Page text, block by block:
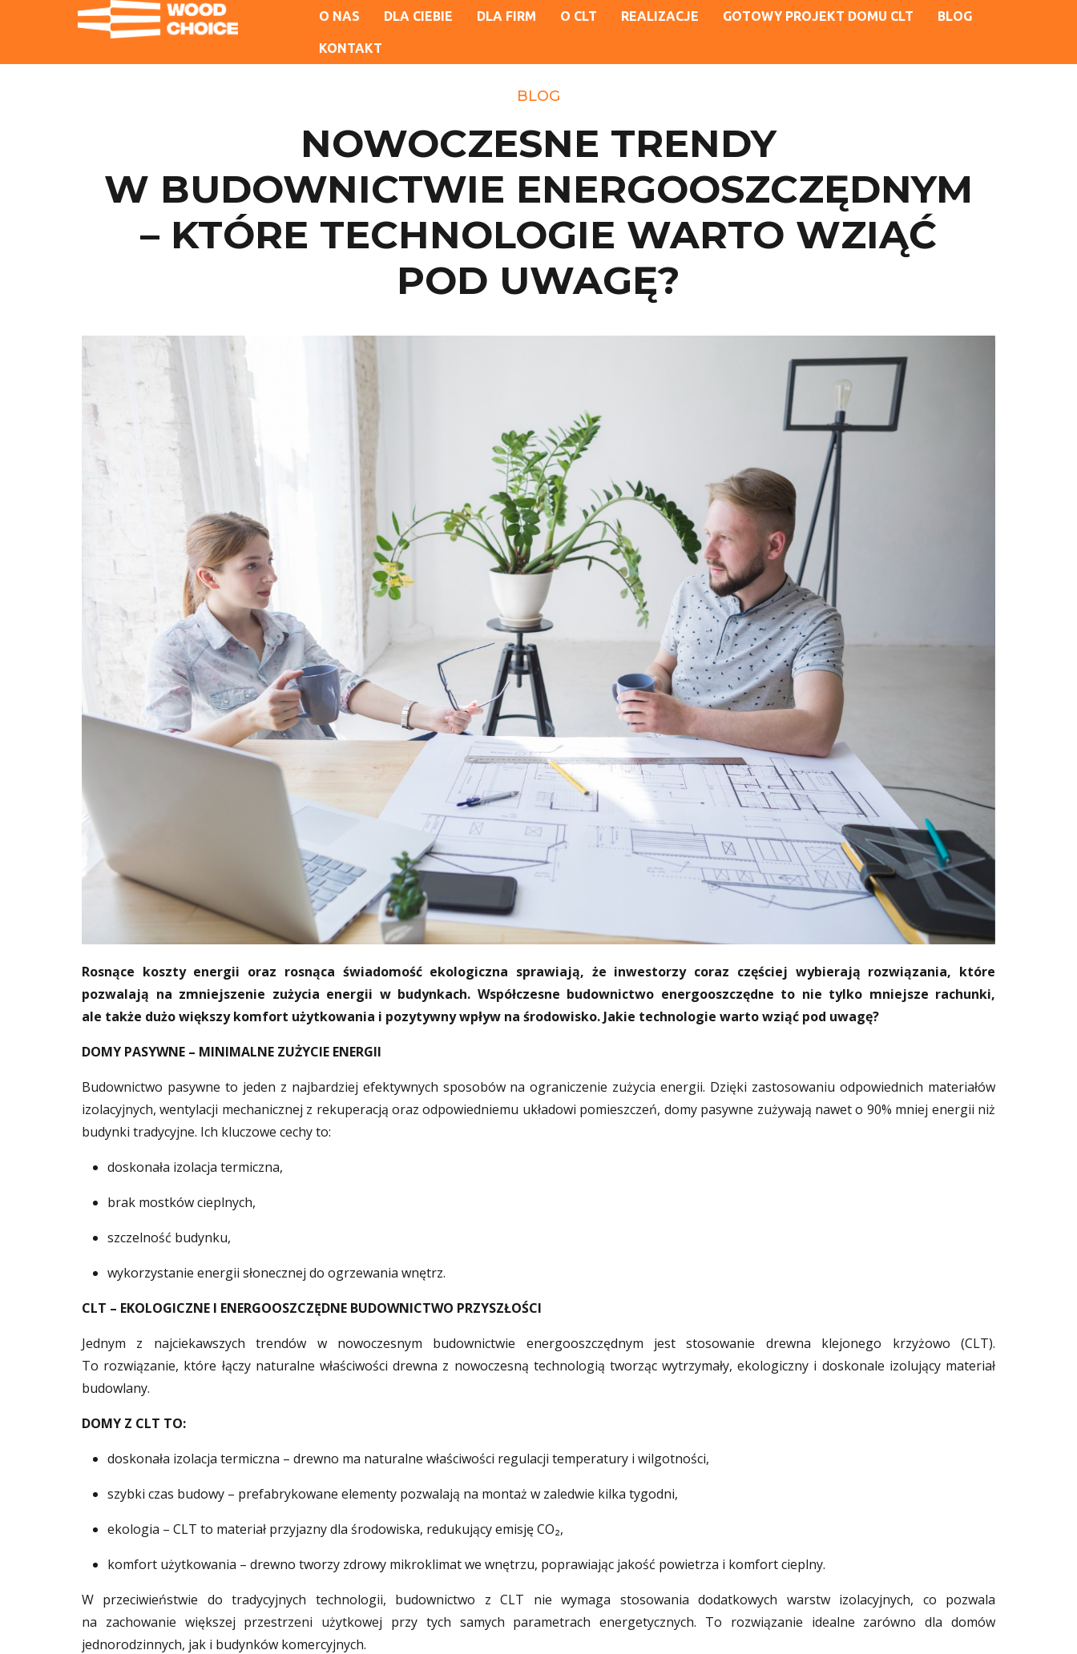
O NAS DLA CIEBIE DLA FIRM O CLT REALIZACJE GOTOWY PROJEKT DOMU CLT BLOG
KONTAKT
BLOG
NOWOCZESNE TRENDY
W BUDOWNICTWIE ENERGOOSZCZĘDNYM
– KTÓRE TECHNOLOGIE WARTO WZIĄĆ
POD UWAGĘ?
Rosnące koszty energii oraz rosnąca świadomość ekologiczna sprawiają, że inwestorzy coraz częściej wybierają rozwiązania, które
pozwalają na zmniejszenie zużycia energii w budynkach. Współczesne budownictwo energooszczędne to nie tylko mniejsze rachunki,
ale także dużo większy komfort użytkowania i pozytywny wpływ na środowisko. Jakie technologie warto wziąć pod uwagę?
DOMY PASYWNE – MINIMALNE ZUŻYCIE ENERGII
Budownictwo pasywne to jeden z najbardziej efektywnych sposobów na ograniczenie zużycia energii. Dzięki zastosowaniu odpowiednich materiałów
izolacyjnych, wentylacji mechanicznej z rekuperacją oraz odpowiedniemu układowi pomieszczeń, domy pasywne zużywają nawet o 90% mniej energii niż
budynki tradycyjne. Ich kluczowe cechy to:
doskonała izolacja termiczna,
brak mostków cieplnych,
szczelność budynku,
wykorzystanie energii słonecznej do ogrzewania wnętrz.
CLT – EKOLOGICZNE I ENERGOOSZCZĘDNE BUDOWNICTWO PRZYSZŁOŚCI
Jednym z najciekawszych trendów w nowoczesnym budownictwie energooszczędnym jest stosowanie drewna klejonego krzyżowo (CLT).
To rozwiązanie, które łączy naturalne właściwości drewna z nowoczesną technologią tworząc wytrzymały, ekologiczny i doskonale izolujący materiał
budowlany.
DOMY Z CLT TO:
doskonała izolacja termiczna – drewno ma naturalne właściwości regulacji temperatury i wilgotności,
szybki czas budowy – prefabrykowane elementy pozwalają na montaż w zaledwie kilka tygodni,
ekologia – CLT to materiał przyjazny dla środowiska, redukujący emisję CO₂,
komfort użytkowania – drewno tworzy zdrowy mikroklimat we wnętrzu, poprawiając jakość powietrza i komfort cieplny.
W przeciwieństwie do tradycyjnych technologii, budownictwo z CLT nie wymaga stosowania dodatkowych warstw izolacyjnych, co pozwala
na zachowanie większej przestrzeni użytkowej przy tych samych parametrach energetycznych. To rozwiązanie idealne zarówno dla domów
jednorodzinnych, jak i budynków komercyjnych.